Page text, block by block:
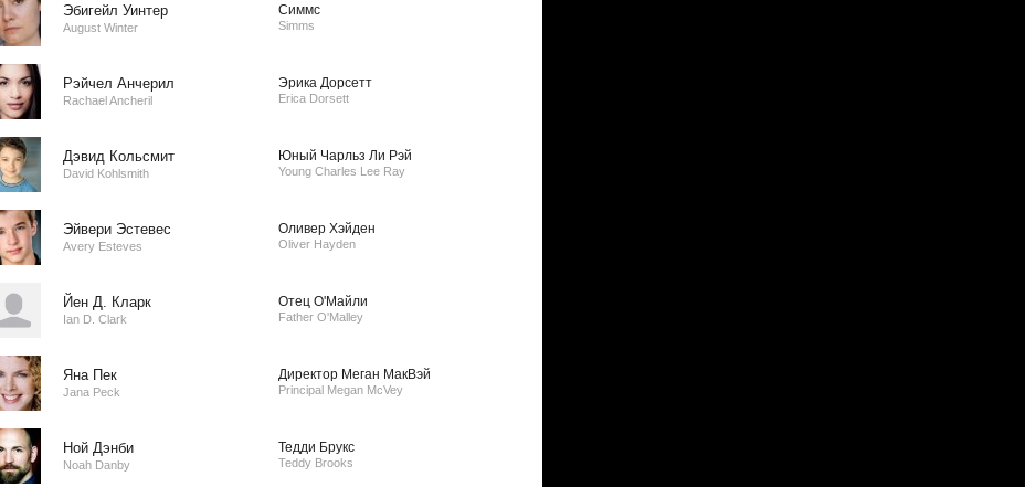
Эбигейл Уинтер
August Winter
Симмс
Simms
Рэйчел Анчерил
Rachael Ancheril
Эрика Дорсетт
Erica Dorsett
Дэвид Кольсмит
David Kohlsmith
Юный Чарльз Ли Рэй
Young Charles Lee Ray
Эйвери Эстевес
Avery Esteves
Оливер Хэйден
Oliver Hayden
Йен Д. Кларк
Ian D. Clark
Отец О'Майли
Father O'Malley
Яна Пек
Jana Peck
Директор Меган МакВэй
Principal Megan McVey
Ной Дэнби
Noah Danby
Тедди Брукс
Teddy Brooks